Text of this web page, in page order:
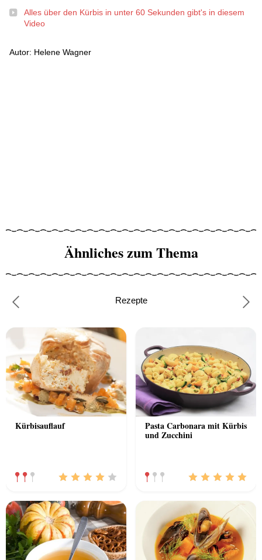
Alles über den Kürbis in unter 60 Sekunden gibt's in diesem
Video
Autor: Helene Wagner
Ähnliches zum Thema
Rezepte
Kürbisauflauf Pasta Carbonara mit Kürbis
und Zucchini